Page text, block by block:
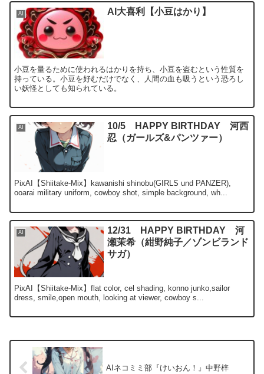
AI AI大喜利【小豆はかり】
小豆を量るために使われるはかりを持ち、小豆を盗むという性質を
持っている。小豆を好むだけでなく、人間の血も吸うという恐ろし
い妖怪としても知られている。
AI
10/5 HAPPY BIRTHDAY 河西
忍（ガールズ&パンツァー）
PixAI【Shiitake-Mix】kawanishi shinobu(GIRLS und PANZER),
ooarai military uniform, cowboy shot, simple background, wh...
AI
12/31 HAPPY BIRTHDAY 河
瀬茉希（紺野純子／ゾンビランド
サガ）
PixAI【Shiitake-Mix】flat color, cel shading, konno junko,sailor
dress, smile,open mouth, looking at viewer, cowboy s...
AIネコミミ部『けいおん！』中野梓